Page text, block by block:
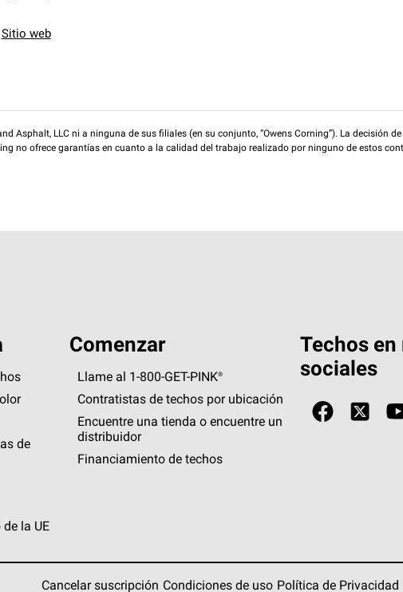
Sitio web
Asphalt, LLC ni a ninguna de sus filiales (en su conjunto, “Owens Corning”). La decisión
no ofrece garantías en cuanto a la calidad del trabajo realizado por ninguno de estos
de
la UE
Comenzar
Llame al 1-800-GET-PINK®
Contratistas de techos por ubicación
Encuentre una tienda o encuentre un
distribuidor
Financiamiento de techos
Techos en
sociales
Cancelar suscripción Condiciones de uso Política de Privacidad